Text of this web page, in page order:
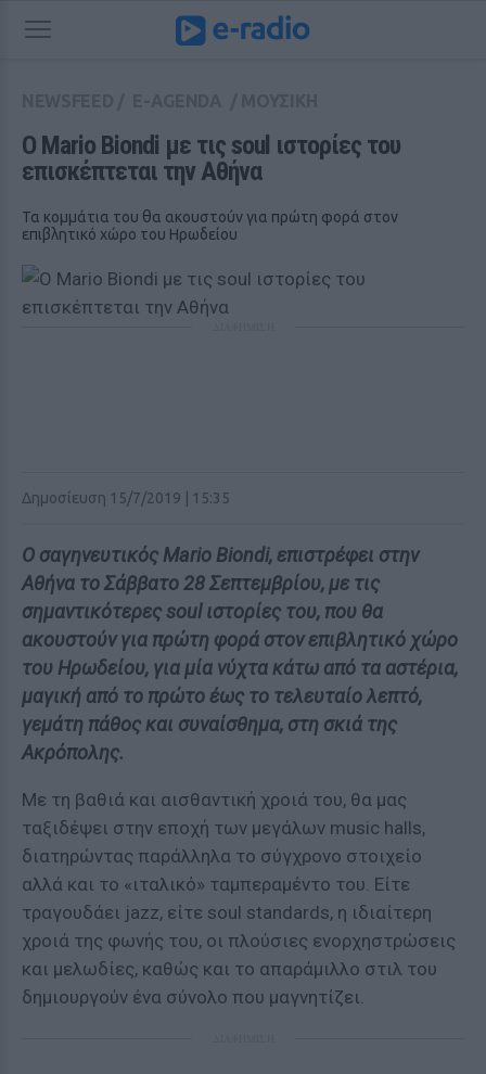
Ο Mario Biondi με τις soul ιστορίες του
επισκέπτεται την Αθήνα
Τα κομμάτια του θα ακουστούν για πρώτη φορά στον
επιβλητικό χώρο του Ηρωδείου
Δημοσίευση 15/7/2019 | 15:35
Ο σαγηνευτικός Mario Biondi, επιστρέφει στην
Αθήνα το Σάββατο 28 Σεπτεμβρίου, με τις
σημαντικότερες soul ιστορίες του, που θα
ακουστούν για πρώτη φορά στον επιβλητικό χώρο
του Ηρωδείου, για μία νύχτα κάτω από τα αστέρια,
μαγική από το πρώτο έως το τελευταίο λεπτό,
γεμάτη πάθος και συναίσθημα, στη σκιά της
Ακρόπολης.
Με τη βαθιά και αισθαντική χροιά του, θα μας
ταξιδέψει στην εποχή των μεγάλων music halls,
διατηρώντας παράλληλα το σύγχρονο στοιχείο
αλλά και το «ιταλικό» ταμπεραμέντο του. Είτε
τραγουδάει jazz, είτε soul standards, η ιδιαίτερη
χροιά της φωνής του, οι πλούσιες ενορχηστρώσεις
και μελωδίες, καθώς και το απαράμιλλο στιλ του
δημιουργούν ένα σύνολο που μαγνητίζει.